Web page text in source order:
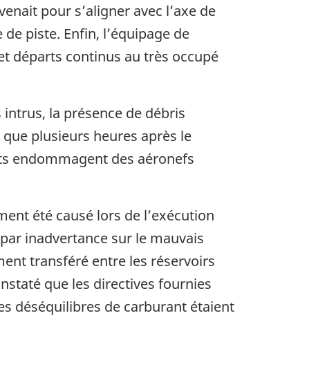
pour s’aligner avec l’axe de
piste. Enfin, l’équipage de
départs continus au très occupé
la présence de débris
plusieurs heures après le
endommagent des aéronefs
été causé lors de l’exécution
inadvertance sur le mauvais
transféré entre les réservoirs
que les directives fournies
déséquilibres de carburant étaient